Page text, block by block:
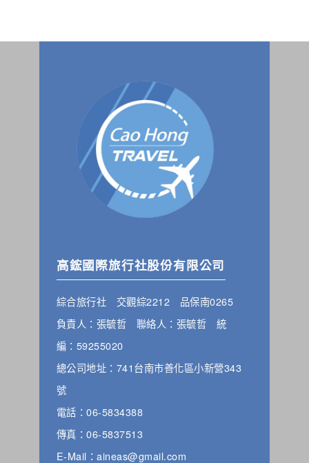
高鋐國際旅行社股份有限公司
綜合旅行社 交觀綜2212 品保南0265
負責人：張毓哲 聯絡人：張毓哲 統
編：59255020
總公司地址：741台南市善化區小新營343
號
電話：06-5834388
傳真：06-5837513
E-Mail：aineas@gmail.com